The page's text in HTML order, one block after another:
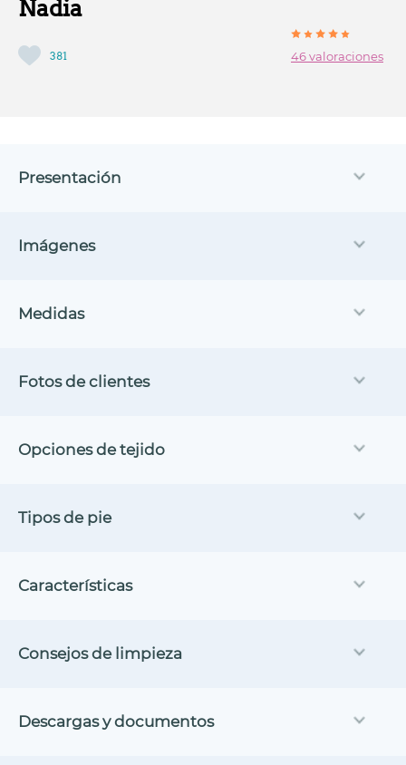
Nadia
381 46 valoraciones
Presentación
Imágenes
Medidas
Fotos de clientes
Opciones de tejido
Tipos de pie
Características
Consejos de limpieza
Descargas y documentos